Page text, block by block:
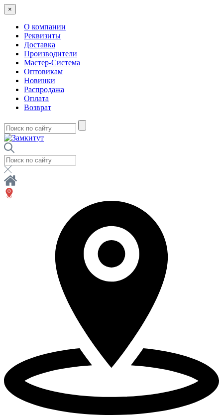
×
О компании
Реквизиты
Доставка
Производители
Мастер-Система
Оптовикам
Новинки
Распродажа
Оплата
Возврат